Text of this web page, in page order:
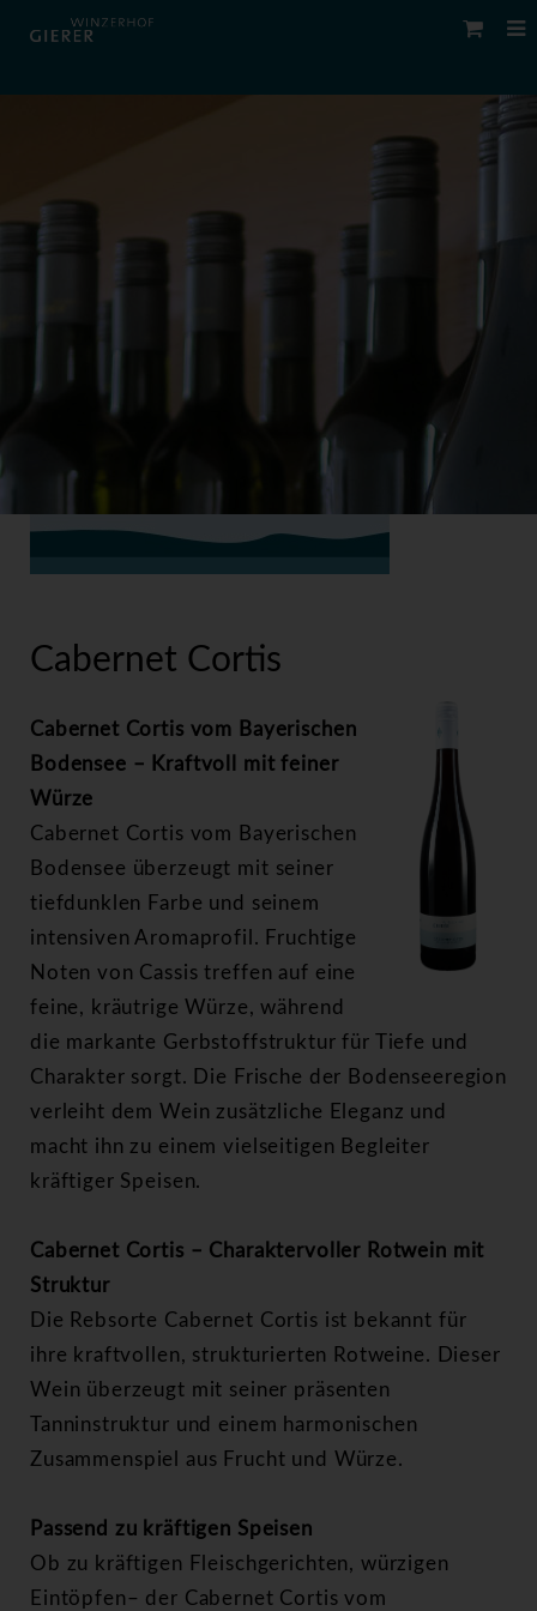
Cabernet Cortis
Cabernet Cortis vom Bayerischen
Bodensee – Kraftvoll mit feiner
Würze
Cabernet Cortis vom Bayerischen
Bodensee überzeugt mit seiner
tiefdunklen Farbe und seinem
intensiven Aromaprofil. Fruchtige
Noten von Cassis treffen auf eine
feine, kräutrige Würze, während
die markante Gerbstoffstruktur für Tiefe und
Charakter sorgt. Die Frische der Bodenseeregion
verleiht dem Wein zusätzliche Eleganz und
macht ihn zu einem vielseitigen Begleiter
kräftiger Speisen.
Cabernet Cortis – Charaktervoller Rotwein mit
Struktur
Die Rebsorte Cabernet Cortis ist bekannt für
ihre kraftvollen, strukturierten Rotweine. Dieser
Wein überzeugt mit seiner präsenten
Tanninstruktur und einem harmonischen
Zusammenspiel aus Frucht und Würze.
Passend zu kräftigen Speisen
Ob zu kräftigen Fleischgerichten, würzigen
Eintöpfen– der Cabernet Cortis vom